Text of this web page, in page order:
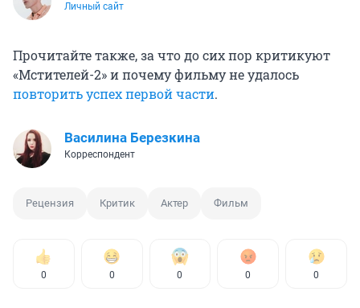
Личный сайт
Прочитайте также, за что до сих пор критикуют
«Мстителей-2» и почему фильму не удалось
повторить успех первой части.
Василина Березкина
Корреспондент
Рецензия Критик Актер Фильм
0 0 0 0 0